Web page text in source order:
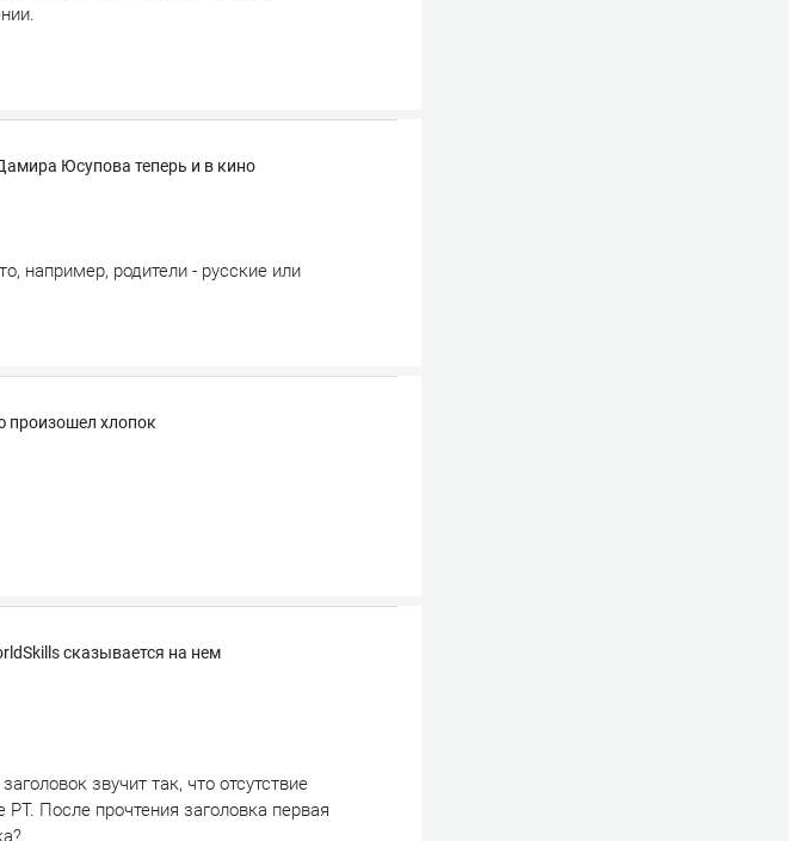
Юсупова теперь и в кино
например, родители - русские или
произошел хлопок
сказывается на нем
звучит так, что отсутствие
После прочтения заголовка первая